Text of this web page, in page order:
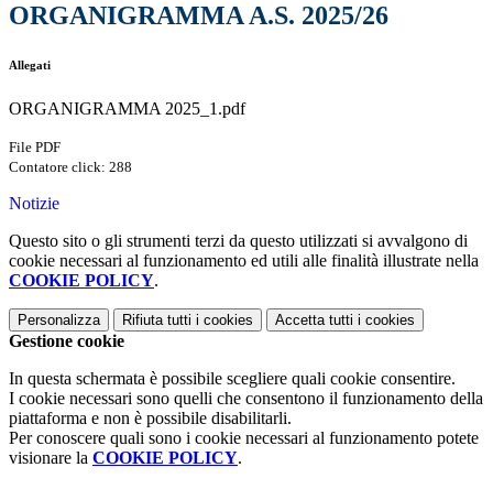
ORGANIGRAMMA A.S. 2025/26
Allegati
ORGANIGRAMMA 2025_1.pdf
File PDF
Contatore click: 288
Notizie
Questo sito o gli strumenti terzi da questo utilizzati si avvalgono di
cookie necessari al funzionamento ed utili alle finalità illustrate nella
COOKIE POLICY.
Personalizza Rifiuta tutti i cookies Accetta tutti i cookies
Gestione cookie
In questa schermata è possibile scegliere quali cookie consentire.
I cookie necessari sono quelli che consentono il funzionamento della
piattaforma e non è possibile disabilitarli.
Per conoscere quali sono i cookie necessari al funzionamento potete
visionare la COOKIE POLICY.